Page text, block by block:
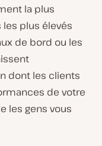
la plus
plus élevés
de bord ou les
dont les clients
de votre
les gens vous